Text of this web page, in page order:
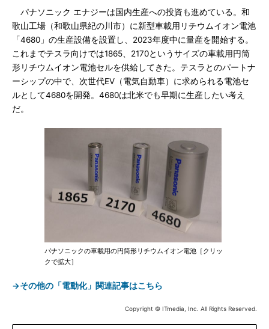
パナソニック エナジーは国内生産への投資も進めている。和
歌山工場（和歌山県紀の川市）に新型車載用リチウムイオン電池
「4680」の生産設備を設置し、2023年度中に量産を開始する。
これまでテスラ向けでは1865、2170というサイズの車載用円筒
形リチウムイオン電池セルを供給してきた。テスラとのパートナ
ーシップの中で、次世代EV（電気自動車）に求められる電池セ
ルとして4680を開発。4680は北米でも早期に生産したい考え
だ。
パナソニックの車載用の円筒形リチウムイオン電池［クリッ
クで拡大］
→その他の「電動化」関連記事はこちら
Copyright © ITmedia, Inc. All Rights Reserved.